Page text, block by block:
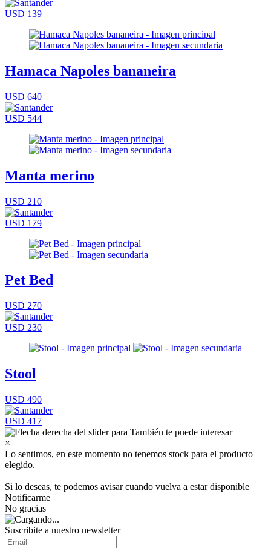
USD 139
Hamaca Napoles bananeira
USD 640
USD 544
Manta merino
USD 210
USD 179
Pet Bed
USD 270
USD 230
Stool
USD 490
USD 417
×
Lo sentimos, en este momento no tenemos stock para el producto
elegido.
Si lo deseas, te podemos avisar cuando vuelva a estar disponible
Notificarme
No gracias
Suscribite a nuestro newsletter